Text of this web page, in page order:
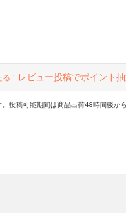
！ レビュー投稿でポイント
投稿可能期間は商品出荷48時間後か